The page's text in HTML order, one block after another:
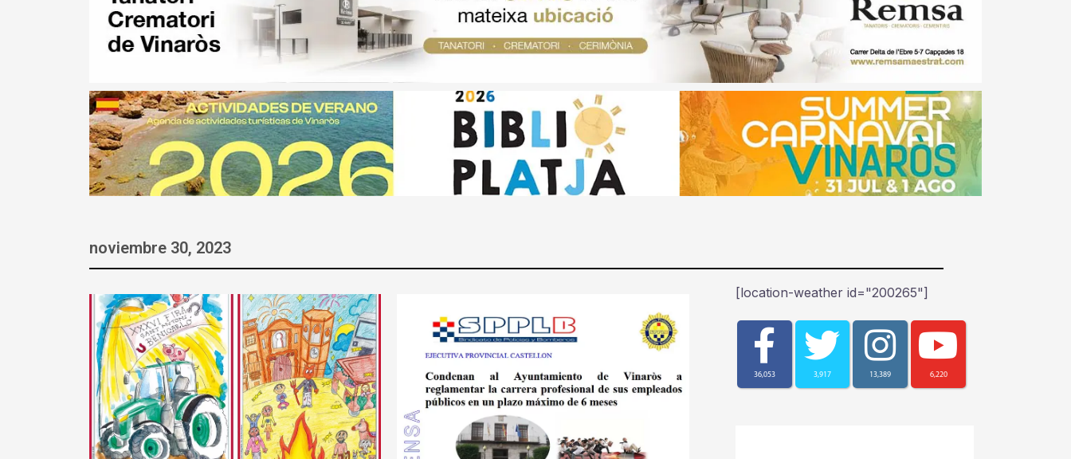
noviembre 30, 2023
[location-weather id="200265"]
36,053 3,917 13,389 6,220